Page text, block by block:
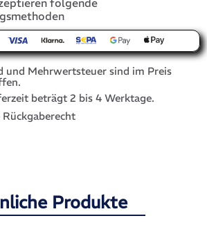
folgende
und Mehrwertsteuer sind im Preis
beträgt 2 bis 4 Werktage.
Rückgaberecht
Produkte